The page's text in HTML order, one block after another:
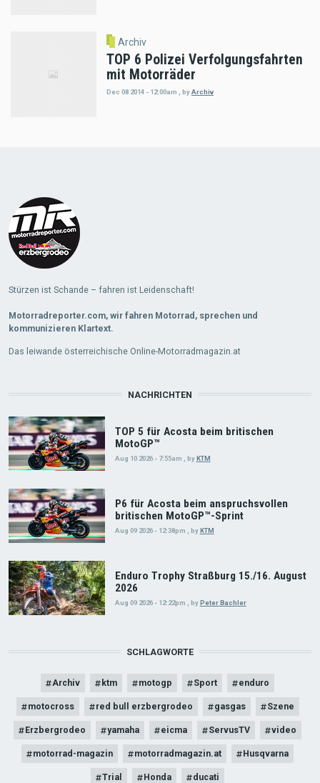
Archiv
TOP 6 Polizei Verfolgungsfahrten
mit Motorräder
Dec 08 2014 - 12:00am , byArchiv
Stürzen ist Schande – fahren ist Leidenschaft!
Motorradreporter.com, wir fahren Motorrad, sprechen und
kommunizieren Klartext.
Das leiwande österreichische Online-Motorradmagazin.at
NACHRICHTEN
TOP 5 für Acosta beim britischen
MotoGP™
Aug 10 2026 - 7:55am , by KTM
P6 für Acosta beim anspruchsvollen
britischen MotoGP™-Sprint
Aug 09 2026 - 12:38pm byKTM
Enduro Trophy Straßburg 15./16. August
2026
Aug 09 2026 - 12:22pm byPeter Bachler
SCHLAGWORTE
Archiv ktm motogp Sport enduro
motocross red bull erzbergrodeo gasgas Szene
Erzbergrodeo yamaha eicma ServusTV video
motorrad-magazin motorradmagazin.at Husqvarna
Trial Honda ducati